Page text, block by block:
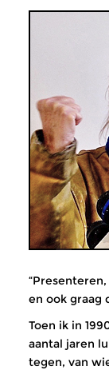
en ook graag
Toen ik in
aantal jaren
tegen, van